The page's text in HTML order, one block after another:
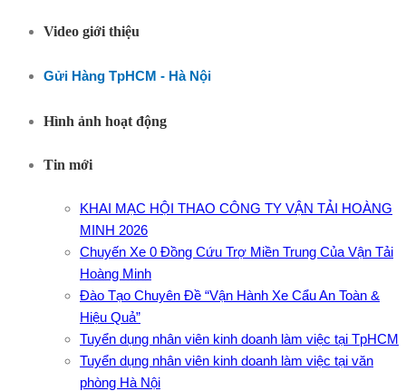
Video giới thiệu
Gửi Hàng TpHCM - Hà Nội
Hình ảnh hoạt động
Tin mới
KHAI MẠC HỘI THAO CÔNG TY VẬN TẢI HOÀNG
MINH 2026
Chuyến Xe 0 Đồng Cứu Trợ Miền Trung Của Vận Tải
Hoàng Minh
Đào Tạo Chuyên Đề “Vận Hành Xe Cẩu An Toàn &
Hiệu Quả”
Tuyển dụng nhân viên kinh doanh làm việc tại TpHCM
Tuyển dụng nhân viên kinh doanh làm việc tại văn
phòng Hà Nội